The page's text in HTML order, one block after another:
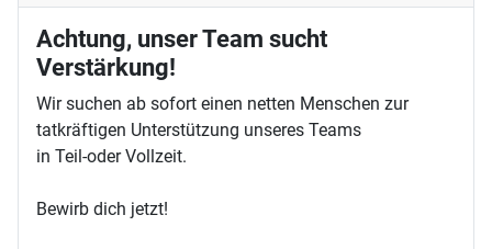
Achtung, unser Team sucht
Verstärkung!
Wir suchen ab sofort einen netten Menschen zur
tatkräftigen Unterstützung unseres Teams
in Teil-oder Vollzeit.
Bewirb dich jetzt!